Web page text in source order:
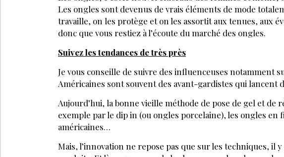
POUR ALLER
VOD/USB
La manucurie
BASTIEN AMENTA
VOD/USB
faux ongles
INSTITUT LAUGIER